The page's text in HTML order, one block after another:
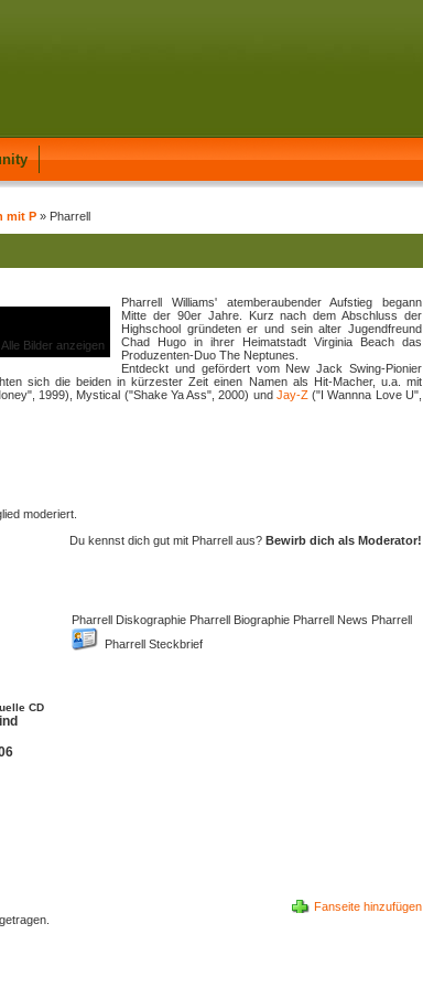
mit P » Pharrell
Alle Bilder anzeigen
Pharrell Williams' atemberaubender Aufstieg begann
Mitte der 90er Jahre. Kurz nach dem Abschluss der
Highschool gründeten er und sein alter Jugendfreund
Chad Hugo in ihrer Heimatstadt Virginia Beach das
Produzenten-Duo The Neptunes.
Entdeckt und gefördert vom New Jack Swing-Pionier
sich die beiden in kürzester Zeit einen Namen als Hit-Macher, u.a. mit
1999), Mystical ("Shake Ya Ass", 2000) und Jay-Z("I Wannna Love U",
moderiert.
Du kennst dich gut mit Pharrell aus? Bewirb dich als Moderator!
Pharrell Diskographie Pharrell Biographie
Pharrell Steckbrief
Pharrell News Pharrell
CD
Fanseite hinzufügen